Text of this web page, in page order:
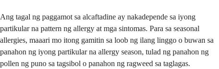
Ang tagal ng paggamot sa alcaftadine ay nakadepende sa iyong
partikular na pattern ng allergy at mga sintomas. Para sa seasonal
allergies, maaari mo itong gamitin sa loob ng ilang linggo o buwan sa
panahon ng iyong partikular na allergy season, tulad ng panahon ng
pollen ng puno sa tagsibol o panahon ng ragweed sa taglagas.